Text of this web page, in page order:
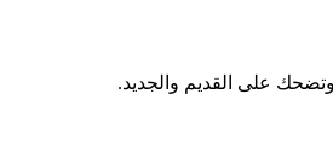
على القديم والجديد.